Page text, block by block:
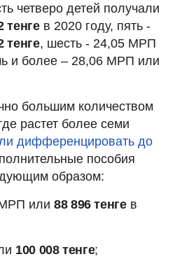
четверо детей получали
тенгев 2020 году, пять -
тенге, шесть - 24,05 МРП
и более – 28,06 МРП или
большим количеством
растет более семи
дифференцировать до
пособия
образом:
или 88 896 тенгев
100 008 тенге;